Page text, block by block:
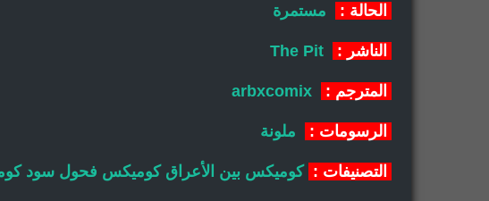
الحالة : مستمرة
الناشر :
المترجم :
الرسومات : ملونة
التصنيفات : كوميكس بين الأعراق كوميكس فحول سود